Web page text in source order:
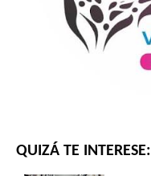
QUIZÁ TE INTERESE: